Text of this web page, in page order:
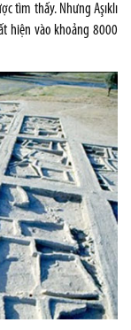
tìm thấy. Nhưng Aşıklı
hiện vào khoảng 8000